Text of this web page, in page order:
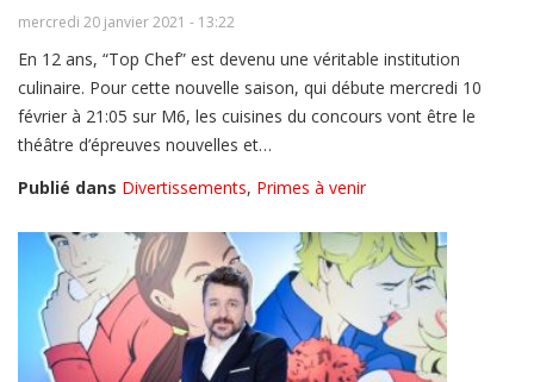
mercredi 20 janvier 2021 - 13:22
En 12 ans, “Top Chef” est devenu une véritable institution
culinaire. Pour cette nouvelle saison, qui débute mercredi 10
février à 21:05 sur M6, les cuisines du concours vont être le
théâtre d’épreuves nouvelles et…
Publié dans Divertissements, Primes à venir